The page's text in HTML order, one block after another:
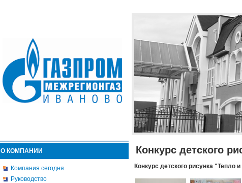
О КОМПАНИИ
Компания сегодня
Руководство
Конкурс детского
Конкурс детского рисунка "Тепло